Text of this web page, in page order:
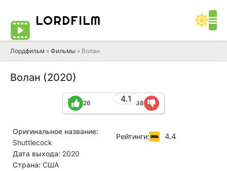
LORDFILM
Лордфильм » Фильмы » Волан
Волан (2020)
4.1
26 38
Оригинальное название:
Shuttlecock
Дата выхода: 2020
Страна: США
Рейтинги: 4.4